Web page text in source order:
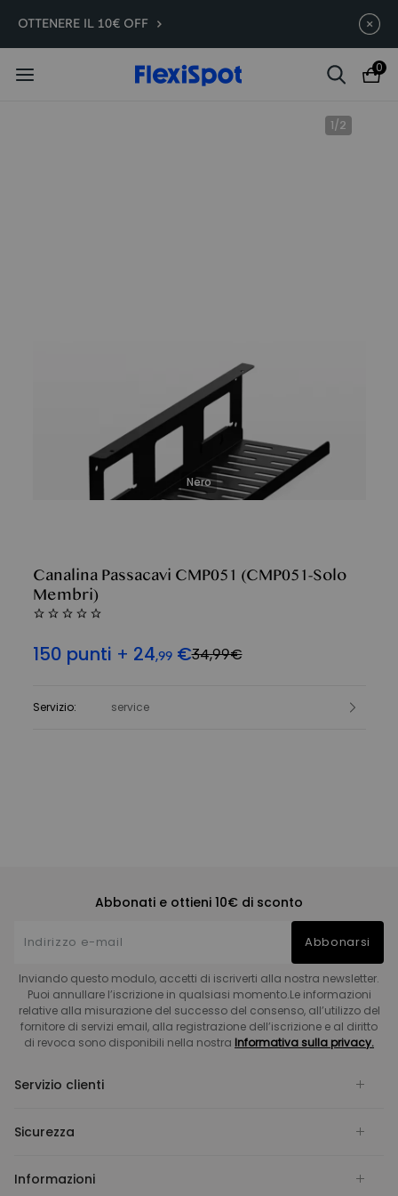
E7 Plus -200€ | A partire da
399,99€
: 02
0
1/2
Nero
Canalina Passacavi CMP051 (CMP051-Solo
Membri)
150 punti + 24,99 €34,99€
Servizio: service
Abbonati e ottieni 10€ di sconto
Abbonarsi
Inviando questo modulo, accetti di iscriverti alla nostra newsletter.
Puoi annullare l’iscrizione in qualsiasi momento.Le informazioni
relative alla misurazione del successo del consenso, all’utilizzo del
fornitore di servizi email, alla registrazione dell’iscrizione e al diritto
di revoca sono disponibili nella nostra Informativa sulla privacy.
Servizio clienti
Sicurezza
Informazioni
OTTENERE IL 10€ OFF